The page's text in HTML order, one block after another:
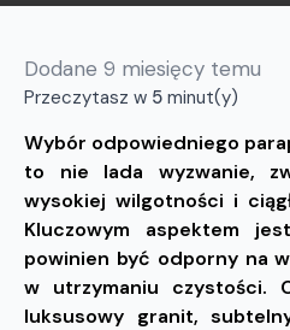
Dodane 9 miesięcy temu
Przeczytasz w 5 minut(y)
Wybór odpowiedniego
to nie lada wyzwanie,
wysokiej wilgotności i
Kluczowym aspektem
powinien być odporny na
w utrzymaniu czystości.
luksusowy granit,